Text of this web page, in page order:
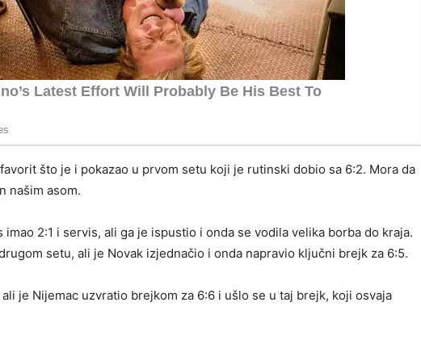
što je i pokazao u prvom setu koji je rutinski dobio sa 6:2. Mora da
našim asom.
imao 2:1 i servis, ali ga je ispustio i onda se vodila velika borba do kraja.
setu, ali je Novak izjednačio i onda napravio ključni brejk za 6:5.
je Nijemac uzvratio brejkom za 6:6 i ušlo se u taj brejk, koji osvaja